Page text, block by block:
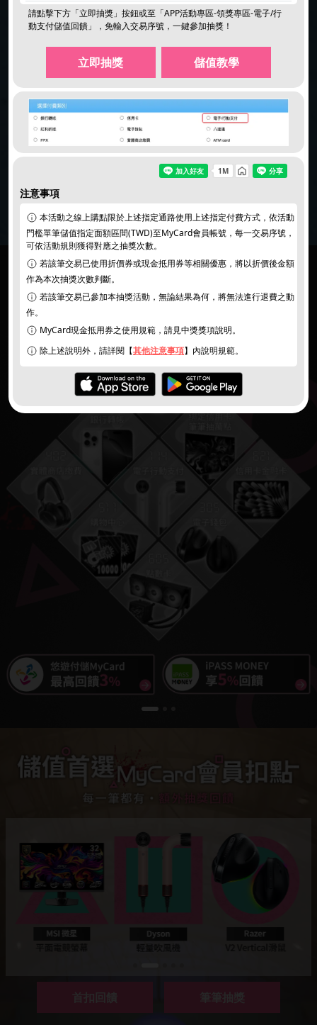
個資暨隱私權保護政策｜活動說明/登錄獎項
首扣回饋 筆筆抽獎
請點擊下方「立即抽獎」按鈕或至「APP活動專區-領獎專區-電子/行
動支付儲值回饋」， 免輸入交易序號 ，一鍵參加抽獎！
立即抽獎 儲值教學
注意事項
本活動之線上購點限於上述指定通路使用上述指定付費方式，依活動
門檻單筆儲值指定面額區間(TWD)至MyCard會員帳號，每一交易序號，
可依活動規則獲得對應之抽獎次數。
若該筆交易已使用折價券或現金抵用券等相關優惠，將以折價後金額
作為本次抽獎次數判斷。
若該筆交易已參加本抽獎活動，無論結果為何，將無法進行退費之動
作。
MyCard現金抵用券之使用規範，請見中獎獎項說明。
除上述說明外，請詳閱【其他注意事項】內說明規範。